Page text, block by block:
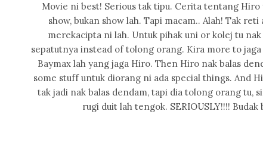
Movie ni best! Serious tak tipu. Cerita tentang
show, bukan show lah. Tapi macam.. Alah! Tak
merekacipta ni lah. Untuk pihak uni or kolej tu
sepatutnya instead of tolong orang. Kira more to
Baymax lah yang jaga Hiro. Then Hiro nak balas
some stuff untuk diorang ni ada special things. And
tak jadi nak balas dendam, tapi dia tolong orang tu,
rugi duit lah tengok. SERIOUSLY!!!!